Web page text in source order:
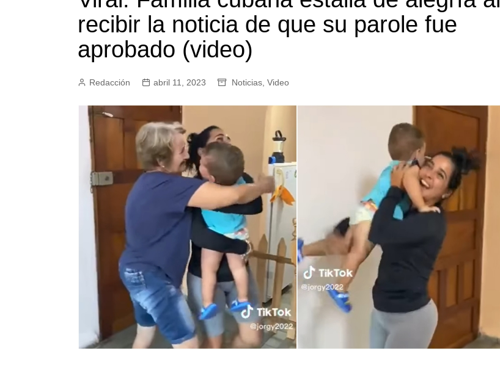
recibir la noticia de que su parole fue
aprobado (video)
Redacción abril 11, 2023 Noticias Video